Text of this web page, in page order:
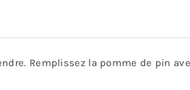
Remplissez la pomme de pin